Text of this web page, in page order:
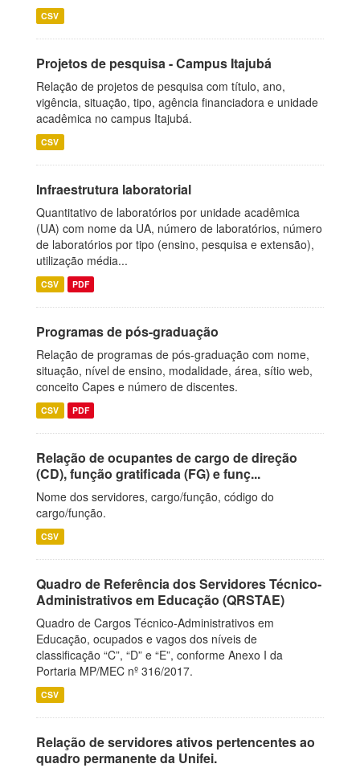
CSV
Projetos de pesquisa - Campus Itajubá
Relação de projetos de pesquisa com título, ano,
vigência, situação, tipo, agência financiadora e unidade
acadêmica no campus Itajubá.
CSV
Infraestrutura laboratorial
Quantitativo de laboratórios por unidade acadêmica
(UA) com nome da UA, número de laboratórios, número
de laboratórios por tipo (ensino, pesquisa e extensão),
utilização média...
CSV PDF
Programas de pós-graduação
Relação de programas de pós-graduação com nome,
situação, nível de ensino, modalidade, área, sítio web,
conceito Capes e número de discentes.
CSV PDF
Relação de ocupantes de cargo de direção
(CD), função gratificada (FG) e funç...
Nome dos servidores, cargo/função, código do
cargo/função.
CSV
Quadro de Referência dos Servidores Técnico-
Administrativos em Educação (QRSTAE)
Quadro de Cargos Técnico-Administrativos em
Educação, ocupados e vagos dos níveis de
classificação “C”, “D” e “E”, conforme Anexo I da
Portaria MP/MEC nº 316/2017.
CSV
Relação de servidores ativos pertencentes ao
quadro permanente da Unifei.